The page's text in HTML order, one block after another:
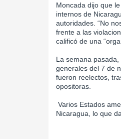
Moncada dijo que
internos de
autoridades. “No
frente a las
calificó de una
La semana
generales del 7 de
fueron reelectos,
opositoras.
Varios Estados
Nicaragua, lo que